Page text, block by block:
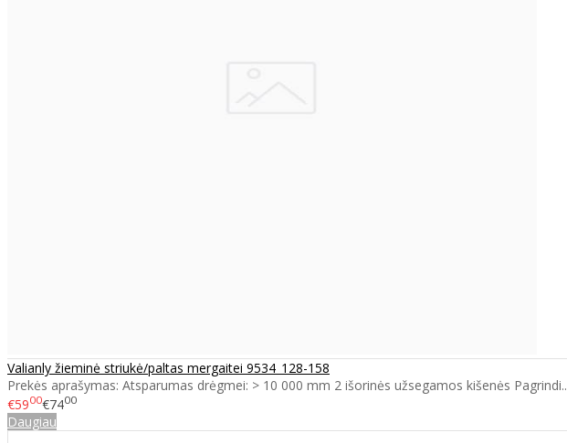
Valianly žieminė striukė/paltas mergaitei 9534_128-158
Prekės aprašymas: Atsparumas drėgmei: > 10 000 mm 2 išorinės užsegamos kišenės Pagrindi..
€5900€7400
Daugiau